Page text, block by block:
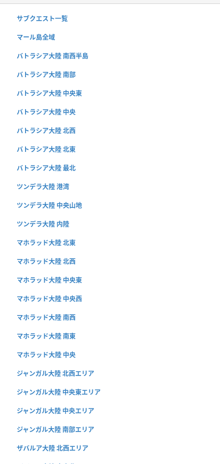
サブクエスト一覧
マール島全域
バトラシア大陸 南西半島
バトラシア大陸 南部
バトラシア大陸 中央東
バトラシア大陸 中央
バトラシア大陸 北西
バトラシア大陸 北東
バトラシア大陸 最北
ツンデラ大陸 港湾
ツンデラ大陸 中央山地
ツンデラ大陸 内陸
マホラッド大陸 北東
マホラッド大陸 北西
マホラッド大陸 中央東
マホラッド大陸 中央西
マホラッド大陸 南西
マホラッド大陸 南東
マホラッド大陸 中央
ジャンガル大陸 北西エリア
ジャンガル大陸 中央東エリア
ジャンガル大陸 中央エリア
ジャンガル大陸 南部エリア
ザバルア大陸 北西エリア